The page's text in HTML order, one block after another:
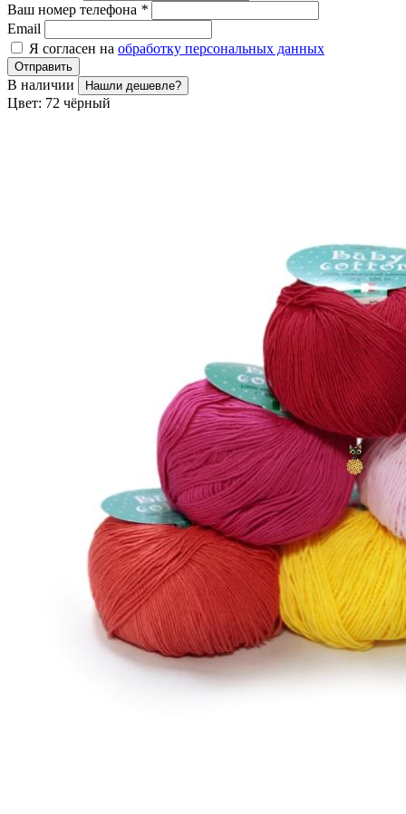
Ваш номер телефона *
Email
Я согласен на обработку персональных данных
Отправить
В наличии Нашли дешевле?
Цвет: 72 чёрный